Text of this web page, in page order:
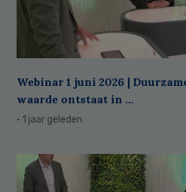
Webinar 1 juni 2026 |
waarde ontstaat in ...
· 1 jaar geleden